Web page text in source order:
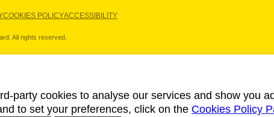
COOKIES POLICYACCESSIBILITY
All rights reserved.
party cookies to analyse our services and show you
to set your preferences, click on the Cookies Policy